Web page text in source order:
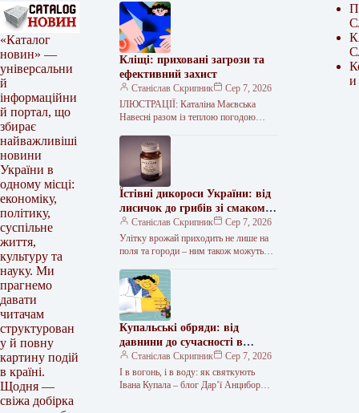
«Каталог
новин» —
універсальни
й
інформаційни
й портал, що
збирає
найважливіші
новини
України в
одному місці:
економіку,
політику,
суспільне
життя,
культуру та
науку. Ми
прагнемо
давати
читачам
структурован
у й повну
картину подій
в країні.
Щодня —
свіжа добірка
Кліщі: приховані загрози та
ефективний захист
Станіслав Скрипник
Сер 7, 2026
ІЛЮСТРАЦІЇ: Каталіна Маєвська
Навесні разом із теплою погодою
парках, лісах та інших зелених зонах.
Сьогодні…
Їстівні дикороси України: від
лисичок до грибів зі смаком
лобстера
Станіслав Скрипник
Сер 7, 2026
Улітку врожай приходить не лише на
поля та городи – ним також можуть
місцевості.…
Купальські обряди: від
давнини до сучасності в
інтерв’ю з фольклористкою
Станіслав Скрипник
Сер 7, 2026
І в вогонь, і в воду: як святкують
Івана Купала – блог Дар’ї Анцибор
и